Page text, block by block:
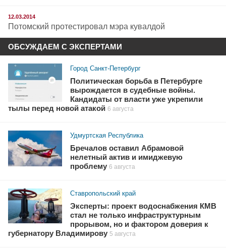
12.03.2014
Потомский протестировал мэра кувалдой
ОБСУЖДАЕМ С ЭКСПЕРТАМИ
Город Санкт-Петербург
Политическая борьба в Петербурге
вырождается в судебные войны.
Кандидаты от власти уже укрепили
тылы перед новой атакой 6 августа
Удмуртская Республика
Бречалов оставил Абрамовой
нелетный актив и имиджевую
проблему 6 августа
Ставропольский край
Эксперты: проект водоснабжения КМВ
стал не только инфраструктурным
прорывом, но и фактором доверия к
губернатору Владимирову 5 августа